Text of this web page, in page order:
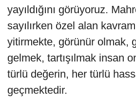
yayıldığını görüyoruz.
sayılırken özel alan
yitirmekte, görünür olmak,
gelmek, tartışılmak insan
türlü değerin, her türlü
geçmektedir.